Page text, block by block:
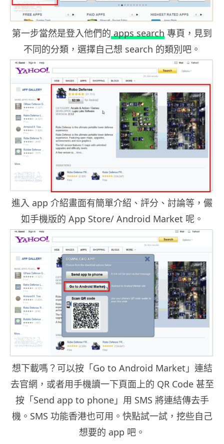
第一步當然是登入他們的 apps search 專頁，見到
不同的分類，選擇自己想 search 的類別吧。
進入 app 介紹畫面有簡單介紹、評分、討論等，儼
如手機版的 App Store/ Android Market 呢。
想下載嗎？可以按「Go to Android Market」連結
去官網，或者用手機讀一下頁面上的 QR Code 甚至
按「Send app to phone」用 SMS 將連結傳去手
機。SMS 功能香港也可用。快點試一試，挖些自己
想要的 app 吧。